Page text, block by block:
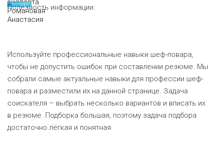
Эксперт
Полезность информации:
Используйте профессиональные навыки шеф-повара,
чтобы не допустить ошибок при составлении резюме. Мы
собрали самые актуальные навыки для профессии шеф-
повара и разместили их на данной странице. Задача
соискателя – выбрать несколько вариантов и вписать их
в резюме. Подборка большая, поэтому задача подбора
достаточно лёгкая и понятная.